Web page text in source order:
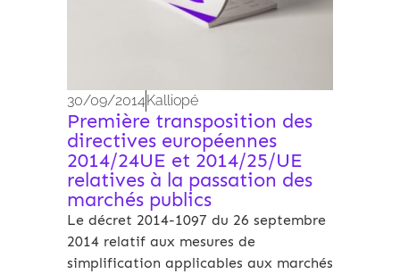
30/09/2014Kalliopé
Première transposition des
directives européennes
2014/24UE et 2014/25/UE
relatives à la passation des
marchés publics
Le décret 2014-1097 du 26 septembre
2014 relatif aux mesures de
simplification applicables aux marchés